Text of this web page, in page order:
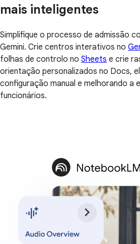
mais inteligentes
Simplifique o processo de admissão
Gemini. Crie centros interativos no
folhas de controlo no Sheets e crie
orientação personalizados no Docs,
configuração manual e melhorando a
funcionários.